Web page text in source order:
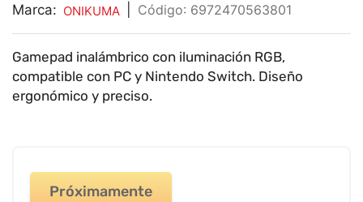
Marca: ONIKUMA : 6972470563801
Gamepad inalámbrico con iluminación RGB,
compatible con PC y Nintendo Switch. Diseño
ergonómico y preciso.
Próximamente
impresora
calculadora